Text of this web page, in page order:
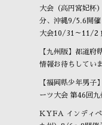
大会（高円宮妃杯
分、沖縄9/5.6開催
大会10/31～11/2
【九州版】都道府
情報お待ちしてい
【福岡県少年男子
ーツ大会 第46回
KYFA インディペ